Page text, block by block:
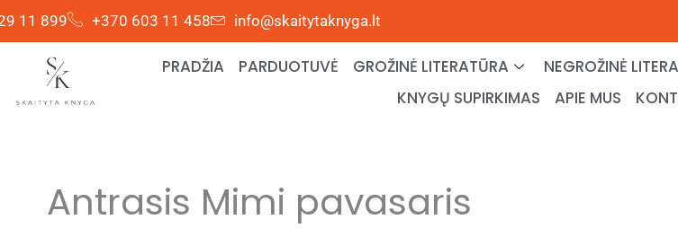
Skip
to
content
11 899 +370 603 11 458 info@skaitytaknyga.lt
PRADŽIA PARDUOTUVĖ GROŽINĖ LITERATŪRA NEGROŽINĖ
KNYGŲ SUPIRKIMAS
APIE MUS
Antrasis Mimi pavasaris